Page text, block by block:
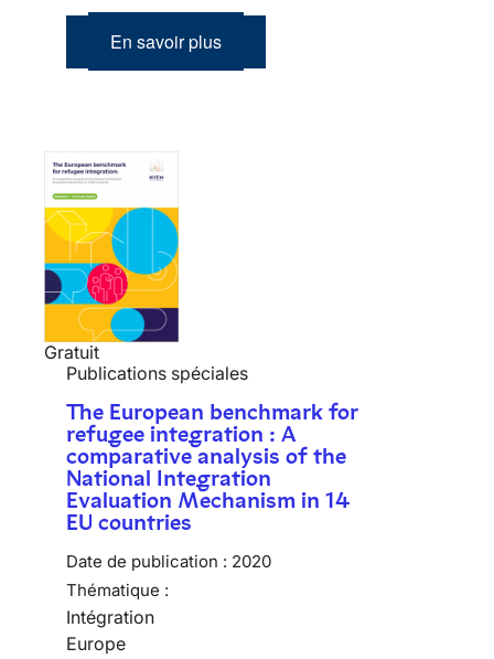
En savoir plus
Gratuit
Publications spéciales
The European benchmark for
refugee integration : A
comparative analysis of the
National Integration
Evaluation Mechanism in 14
EU countries
Date de publication : 2020
Thématique :
Intégration
Europe